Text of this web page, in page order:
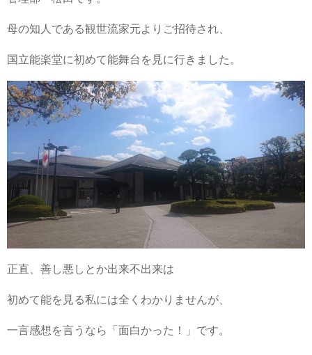
母の知人である観世流家元よりご招待され、
国立能楽堂に初めて能舞台を見に行きました。
正直、善し悪しとか出来不出来は
初めて能を見る私には全くわかりませんが、
一言感想を言うなら「面白かった！」です。